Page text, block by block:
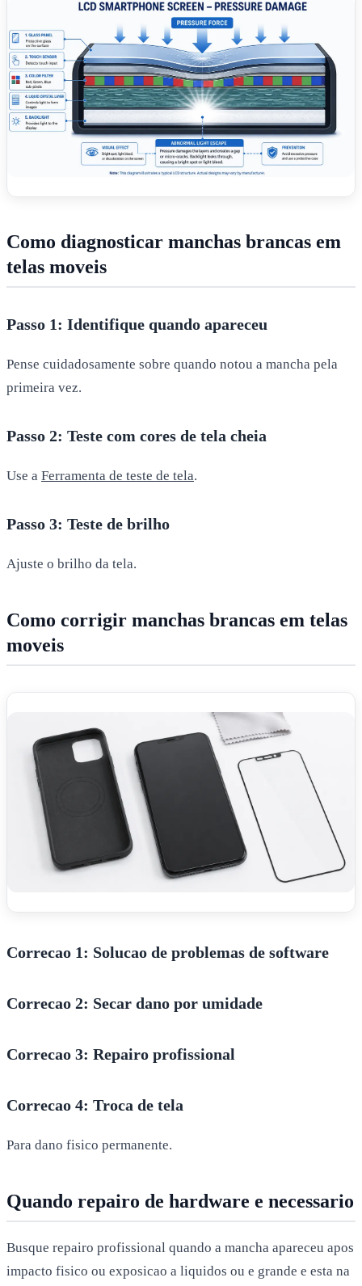
Como diagnosticar manchas brancas em
telas moveis
Passo 1: Identifique quando apareceu
Pense cuidadosamente sobre quando notou a mancha pela
primeira vez.
Passo 2: Teste com cores de tela cheia
Use a Ferramenta de teste de tela.
Passo 3: Teste de brilho
Ajuste o brilho da tela.
Como corrigir manchas brancas em telas
moveis
Correcao 1: Solucao de problemas de software
Correcao 2: Secar dano por umidade
Correcao 3: Repairo profissional
Correcao 4: Troca de tela
Para dano fisico permanente.
Quando repairo de hardware e necessario
Busque repairo profissional quando a mancha apareceu apos
impacto fisico ou exposicao a liquidos ou e grande e esta na